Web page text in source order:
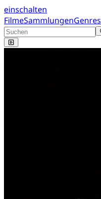
einschalten
FilmeSammlungenGenres